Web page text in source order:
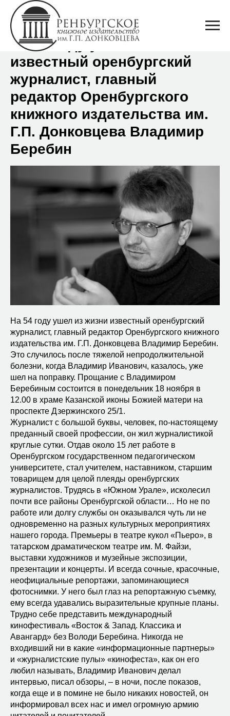
На 54 году ушел из жизни
известный оренбургский
журналист, главный
редактор Оренбургского
книжного издательства им.
Г.П. Донковцева Владимир
Беребин
На 54 году ушел из жизни известный оренбургский
журналист, главный редактор Оренбургского книжного
издательства им. Г.П. Донковцева Владимир Беребин.
Это случилось после тяжелой непродолжительной
болезни, когда Владимир Иванович, казалось, уже
шел на поправку. Прощание с Владимиром
Беребиным состоится в понедельник 18 ноября в
12.00 в храме Казанской иконы Божией матери на
проспекте Дзержинского 25/1.
Журналист с большой буквы, человек, по-настоящему
преданный своей профессии, он жил журналистикой
круглые сутки. Отдав около 15 лет работе в
Оренбургском государственном педагогическом
университете, стал учителем, наставником, старшим
товарищем для целой плеяды оренбургских
журналистов. Трудясь в «Южном Урале», исколесил
почти все районы Оренбургской области… Но не по
работе или долгу службы он оказывался чуть ли не
одновременно на разных культурных мероприятиях
нашего города. Премьеры в театре кукол «Пьеро», в
татарском драматическом театре им. М. Файзи,
выставки художников и музейные экспозиции,
презентации и концерты. И всегда сочные, красочные,
неофициальные репортажи, запоминающиеся
фотоснимки. У него был глаз на репортажную съемку,
ему всегда удавались выразительные крупные планы.
Трудно себе представить международный
кинофестиваль «Восток & Запад. Классика и
Авангард» без Володи Беребина. Никогда не
входивший ни в какие «информационные партнеры»
и «журналистские пулы» «кинофеста», как он его
любил называть, Владимир Иванович делал
интервью, писал обзоры, – в ночи, после показов,
когда еще и в помине не было никаких новостей, он
информировал всех нас и имел огромную армию